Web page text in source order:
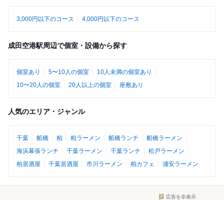
3,000円以下のコース 4,000円以下のコース
成田空港駅周辺で個室・設備から探す
個室あり 5〜10人の個室
10人未満の個室あり
10〜20人の個室
20人以上の個室 座敷あり
人気のエリア・ジャンル
千葉 船橋 柏 柏ラーメン 船橋ランチ
船橋ラーメン
海浜幕張ランチ
千葉ラーメン 千葉ランチ
松戸ラーメン
柏居酒屋
千葉居酒屋 市川ラーメン 柏カフェ 浦安ラーメン
広告を非表示